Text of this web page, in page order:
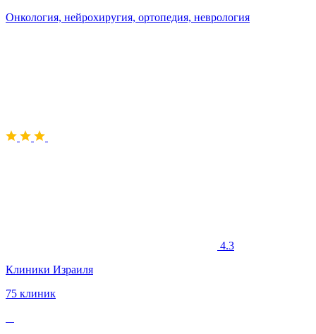
Онкология, нейрохиругия, ортопедия, неврология
4.3
Клиники Израиля
75 клиник